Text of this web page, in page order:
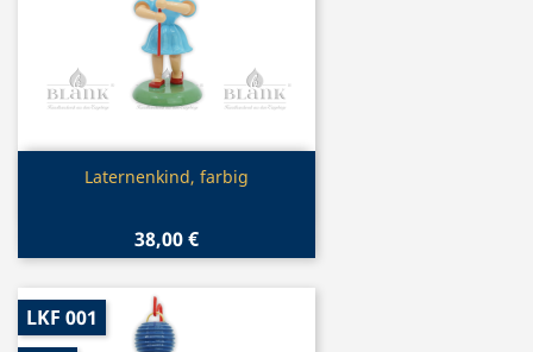
Vorschau
Laternenkind, farbig
38,00 €
LKF 001